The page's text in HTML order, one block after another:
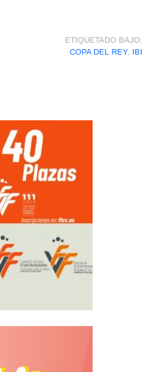
ETIQUETADO BAJO:
COPA DEL REY, IBI